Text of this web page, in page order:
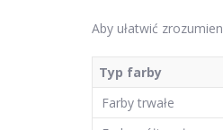
Aby ułatwić
Typ farby
Farby trwałe